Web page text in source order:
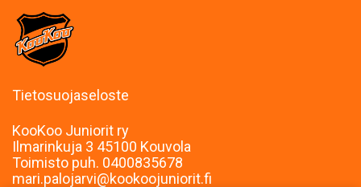
Tietosuojaseloste
KooKoo Juniorit ry
Ilmarinkuja 3 45100 Kouvola
Toimisto puh. 0400835678
mari.palojarvi@kookoojuniorit.fi